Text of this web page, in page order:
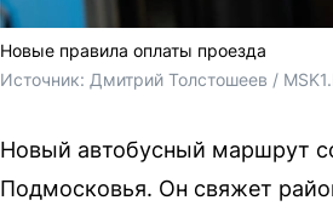
Новые правила оплаты проезда
Источник: Дмитрий Толстошеев /
Новый автобусный маршрут
Подмосковья. Он свяжет